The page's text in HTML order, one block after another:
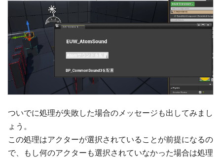
ついでに処理が失敗した場合のメッセージも出してみまし
ょう。
この処理はアクターが選択されていることが前提になるの
で、もし何のアクターも選択されていなかった場合は処理